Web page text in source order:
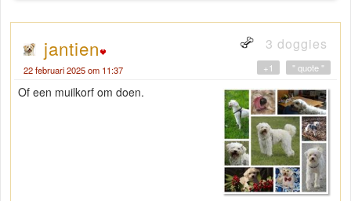
jantien 3 doggies
22 februari 2025 om 11:37 " quote "
+1
Of een muilkorf om doen.